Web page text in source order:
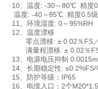
10、温度: -30～80℃ 精度
温度: -40～85℃ 精度0.5级
11、环境湿度: 0～95%RH
12、温度漂移
零点漂移: ± 0.02％FS
满量程漂移: ± 0.02％
13、电源电压抑制
14、长期稳定性: ≤0.2%FS/
15、防护等级：IP65
16、电缆入口：2个